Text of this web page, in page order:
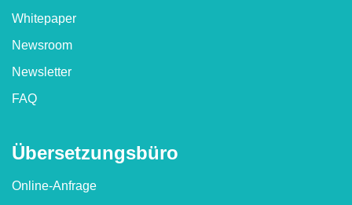
Whitepaper
Newsroom
Newsletter
FAQ
Übersetzungs­büro
Online-Anfrage